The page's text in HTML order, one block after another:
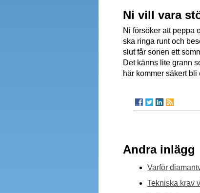
Ni vill vara
Ni försöker att peppa
ska ringa runt och
slut får sonen ett
Det känns lite grann
här kommer säkert
Andra inlägg
Varför
Tekniska krav